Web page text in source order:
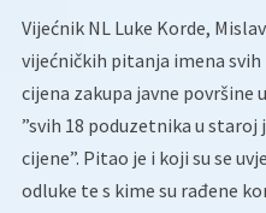
Vijećnik NL Luke Korde,
vijećničkih pitanja imena svih
cijena zakupa javne površine
”svih 18 poduzetnika u
cijene”. Pitao je i koji su se
odluke te s kime su rađene